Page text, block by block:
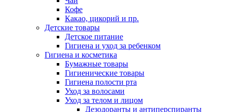
Кофе
Какао, цикорий и пр.
Детские товары
Детское питание
Гигиена и уход за ребенком
Гигиена и косметика
Бумажные товары
Гигиенические товары
Гигиена полости рта
Уход за волосами
Уход за телом и лицом
Дезодоранты и антиперспиранты